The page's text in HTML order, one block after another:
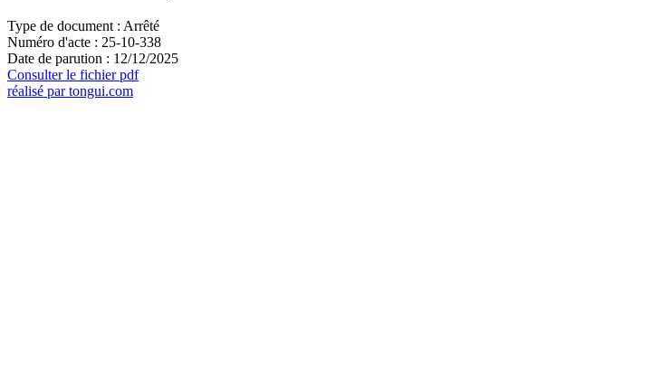
Type de document : Arrêté
Numéro d'acte : 25-10-338
Date de parution : 12/12/2025
Consulter le fichier pdf
réalisé par tongui.com